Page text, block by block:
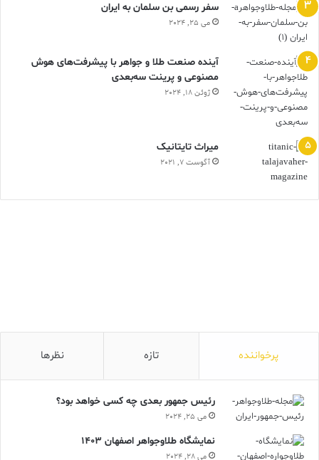
سفر رسمی بن سلمان به ایران
می 25, 2024
آینده صنعت طلا و جواهر با پیشرفت‌های هوش
مصنوعی و پرینت سه‌بعدی
ژوئن 18, 2024
ميراث تايتانيک
آگوست 7, 2021
پرخواننده تازه نظرها
رئیس جمهور بعدی چه کسی خواهد بود؟
می 25, 2024
نمایشگاه طلاوجواهر اصفهان 1403
می 28, 2024